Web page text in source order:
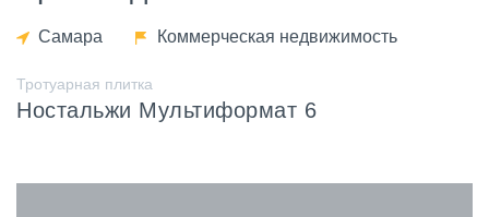
Самара Коммерческая недвижимость
Тротуарная плитка
Ностальжи Мультиформат 6